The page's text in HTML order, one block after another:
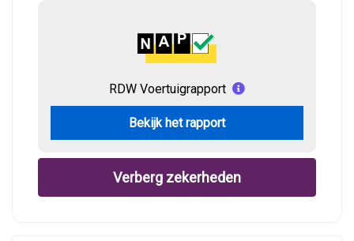
RDW Voertuigrapport
Bekijk het rapport
Verberg zekerheden